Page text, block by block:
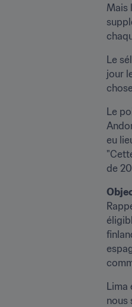
Mais
Le
jour
Le
eu
de
Lima
nous